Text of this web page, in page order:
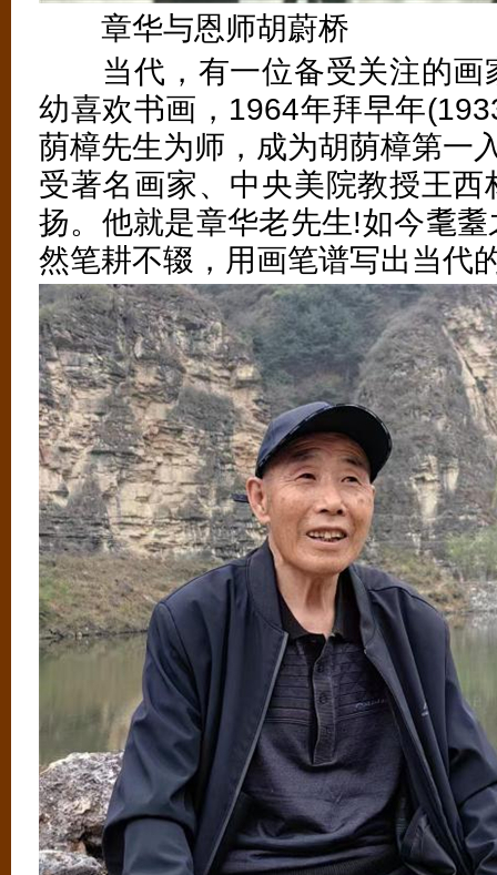
章华与恩师胡蔚桥
当代，有一位备受关注的画
幼喜欢书画，1964年拜早年
荫樟先生为师，成为胡荫樟第一
受著名画家、中央美院教授王
扬。他就是章华老先生!如今耄
然笔耕不辍，用画笔谱写出当代